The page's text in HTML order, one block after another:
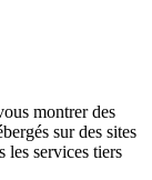
montrer des
sur des sites
les services tiers